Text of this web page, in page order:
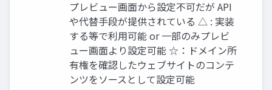
プレビュー画面から設定不可だが API
や代替手段が提供されている △ : 実装
する等で利用可能 or 一部のみプレビ
ュー画面より設定可能 ☆：ドメイン所
有権を確認したウェブサイトのコンテ
ンツをソースとして設定可能